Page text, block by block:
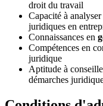
droit du travail
Capacité à
juridiques en
Connaissances en
Compétences en
juridique
Aptitude à
démarches